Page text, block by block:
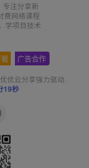
专注分享新
费网络课程
学项目技术
广告合作
优优云分享强力驱动.
19秒